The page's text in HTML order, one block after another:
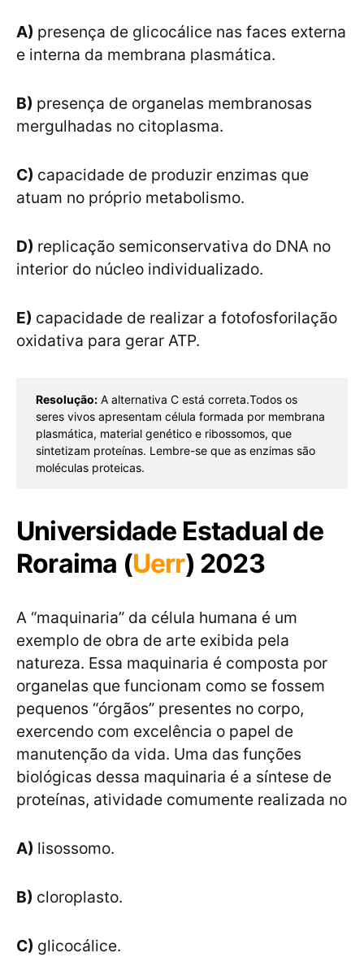
A) presença de glicocálice nas faces externa
e interna da membrana plasmática.
B) presença de organelas membranosas
mergulhadas no citoplasma.
C) capacidade de produzir enzimas que
atuam no próprio metabolismo.
D) replicação semiconservativa do DNA no
interior do núcleo individualizado.
E) capacidade de realizar a fotofosforilação
oxidativa para gerar ATP.
Resolução: A alternativa C está correta.Todos os
seres vivos apresentam célula formada por membrana
plasmática, material genético e ribossomos, que
sintetizam proteínas. Lembre-se que as enzimas são
moléculas proteicas.
Universidade Estadual de
Roraima (Uerr) 2023
A “maquinaria” da célula humana é um
exemplo de obra de arte exibida pela
natureza. Essa maquinaria é composta por
organelas que funcionam como se fossem
pequenos “órgãos” presentes no corpo,
exercendo com excelência o papel de
manutenção da vida. Uma das funções
biológicas dessa maquinaria é a síntese de
proteínas, atividade comumente realizada no
A) lisossomo.
B) cloroplasto.
C) glicocálice.